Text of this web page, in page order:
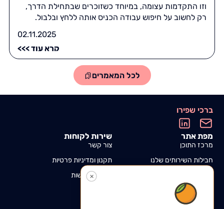
וזו התקדמות עצומה, במיוחד כשזוכרים שבתחילת הדרך,
רק לחשוב על חיפוש עבודה הכניס אותה ללחץ ובלבול.
02.11.2025
קרא עוד >>>
לכל המאמרים
ברכי שפירו
מפת אתר
מרכז התוכן
חבילות השירותים שלנו
שירות לקוחות
צור קשר
תקנון ומדיניות פרטיות
הצהרת נגישות
הורדת מדריך לכתיבת קו"ח
בקליק אחד, ישירות למחשב!
עותק יישלח במייל
✕